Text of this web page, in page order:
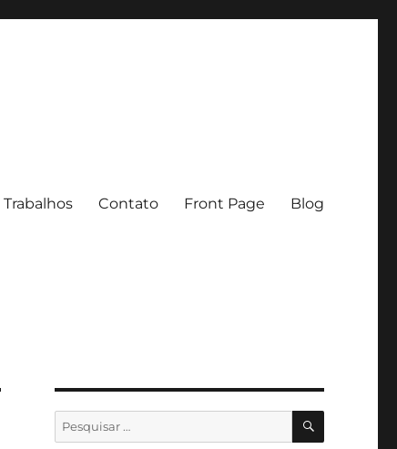
Trabalhos Contato Front Page Blog
Pesquisar
por: